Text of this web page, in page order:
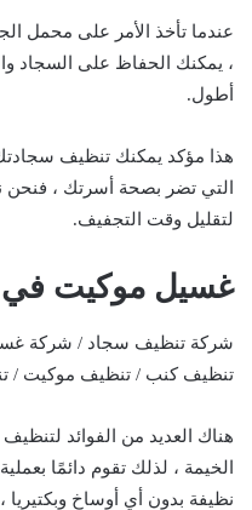
عندما تأخذ الأمر على محمل
، يمكنك الحفاظ على السجاد
أطول.
هذا مؤكد يمكنك تنظيف سجادتك
التي تضر بصحة أسرتك ، فنحن
لتقليل وقت التجفيف.
غسيل موكيت في
شركة تنظيف سجاد / شركة
تنظيف كنب / تنظيف موكيت /
هناك العديد من الفوائد
الخيمة ، لذلك تقوم دائمًا
نظيفة بدون أي أوساخ وبكتيريا